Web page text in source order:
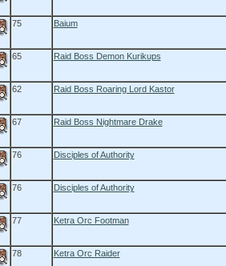
75 Baium
65 Raid Boss Demon Kurikups
62 Raid Boss Roaring Lord Kastor
67 Raid Boss Nightmare Drake
76 Disciples of Authority
76 Disciples of Authority
77 Ketra Orc Footman
78 Ketra Orc Raider